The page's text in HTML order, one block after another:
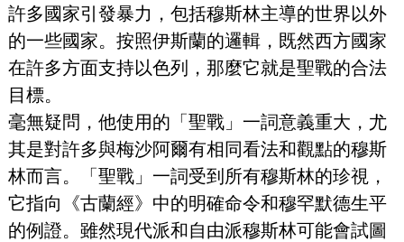
許多國家引發暴力，包括穆斯林主導的世界以外
的一些國家。按照伊斯蘭的邏輯，既然西方國家
在許多方面支持以色列，那麼它就是聖戰的合法
目標。
毫無疑問，他使用的「聖戰」一詞意義重大，尤
其是對許多與梅沙阿爾有相同看法和觀點的穆斯
林而言。「聖戰」一詞受到所有穆斯林的珍視，
它指向《古蘭經》中的明確命令和穆罕默德生平
的例證。雖然現代派和自由派穆斯林可能會試圖